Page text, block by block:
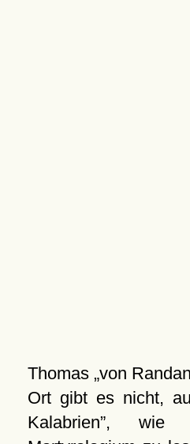
Thomas von
Ort gibt es nicht,
Kalabrien , wie